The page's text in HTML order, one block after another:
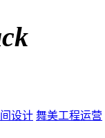
设计 舞美工程运营